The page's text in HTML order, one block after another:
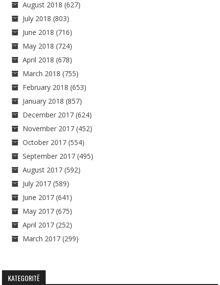
August 2018 (627)
July 2018 (803)
June 2018 (716)
May 2018 (724)
April 2018 (678)
March 2018 (755)
February 2018 (653)
January 2018 (857)
December 2017 (624)
November 2017 (452)
October 2017 (554)
September 2017 (495)
August 2017 (592)
July 2017 (589)
June 2017 (641)
May 2017 (675)
April 2017 (252)
March 2017 (299)
KATEGORITË